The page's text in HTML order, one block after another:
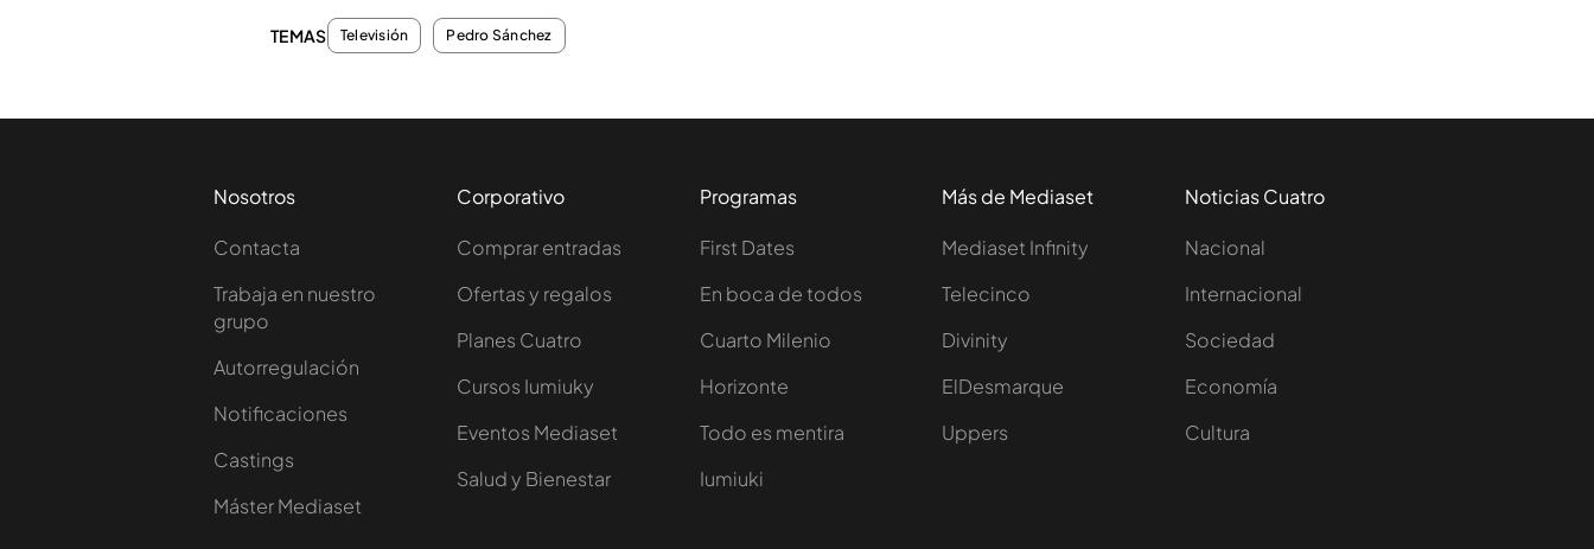
TEMAS Televisión Pedro Sánchez
Nosotros
Contacta
Trabaja en nuestro
grupo
Autorregulación
Notificaciones
Castings
Máster Mediaset
Corporativo
Comprar entradas
Ofertas y regalos
Planes Cuatro
Cursos Iumiuky
Eventos Mediaset
Salud y Bienestar
Programas
First Dates
En boca de todos
Cuarto Milenio
Horizonte
Todo es mentira
Iumiuki
Más de Mediaset
Mediaset Infinity
Telecinco
Divinity
ElDesmarque
Uppers
Noticias Cuatro
Nacional
Internacional
Sociedad
Economía
Cultura